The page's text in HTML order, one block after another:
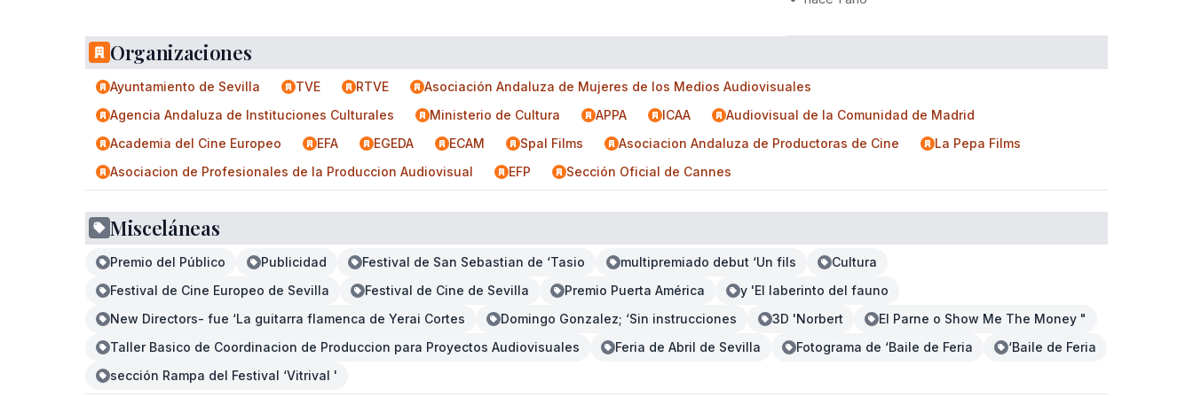
Organizaciones
Ayuntamiento de Sevilla TVE RTVE
Asociación Andaluza de Mujeres de los Medios Audiovisuales
Agencia Andaluza de Instituciones Culturales
Ministerio de Cultura APPA ICAA
Audiovisual de la Comunidad de Madrid
Academia del Cine Europeo
EFA EGEDA ECAM Spal Films Asociacion Andaluza de Productoras de Cine
La Pepa Films
Asociacion de Profesionales de la Produccion Audiovisual
EFP Sección Oficial de Cannes
Misceláneas
Premio del Público Publicidad Festival de San Sebastian de ‘Tasio multipremiado debut ‘Un fils
Cultura
Festival de Cine Europeo de Sevilla
Festival de Cine de Sevilla Premio Puerta América
y 'El laberinto del fauno
New Directors- fue ‘La guitarra flamenca de Yerai Cortes
Domingo Gonzalez; ‘Sin instrucciones 3D 'Norbert
El Parne o Show Me The Money "
Taller Basico de Coordinacion de Produccion para Proyectos Audiovisuales
Feria de Abril de Sevilla Fotograma de ‘Baile de Feria
‘Baile de Feria
sección Rampa del Festival ‘Vitrival '